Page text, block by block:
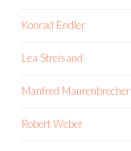
Konrad Endler
Lea Streisand
Manfred Maurenbrecher
Robert Weber